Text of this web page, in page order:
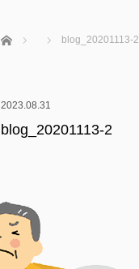
ホーム blog_20201113-2
2023.08.31
blog_20201113-2